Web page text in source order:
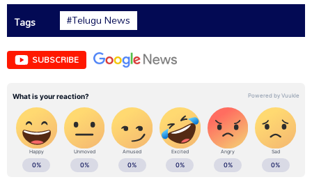
Tags #Telugu News
SUBSCRIBE